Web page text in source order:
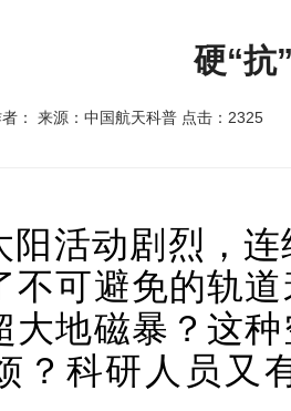
硬“抗
： 来源：中国航天科普 点击：2325
阳活动剧烈，
不可避免的轨
大地磁暴？这
？科研人员又